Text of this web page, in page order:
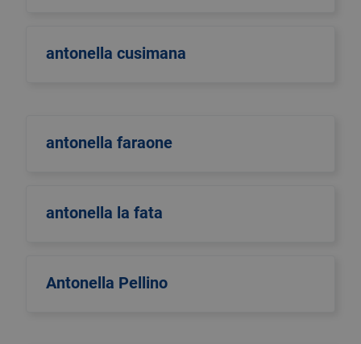
antonella cusimana
antonella faraone
antonella la fata
Antonella Pellino